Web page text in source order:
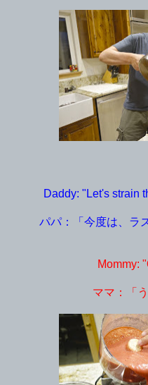
Daddy: "Let's strain
パパ：「今度は、ラ
Mommy:
ママ：「